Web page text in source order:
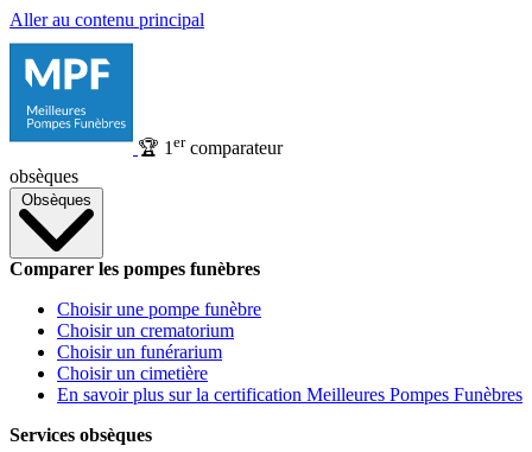
Aller au contenu principal
🏆 1 ercomparateur
obsèques
Obsèques
Comparer les pompes funèbres
Choisir une pompe funèbre
Choisir un crematorium
Choisir un funérarium
Choisir un cimetière
En savoir plus sur la certification Meilleures Pompes Funèbres
Services obsèques